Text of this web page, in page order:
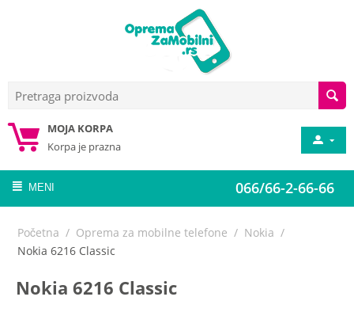
MOJA KORPA
Korpa je prazna
066/66-2-66-66
MENI
Početna / Oprema za mobilne telefone / Nokia /
Nokia 6216 Classic
Nokia 6216 Classic